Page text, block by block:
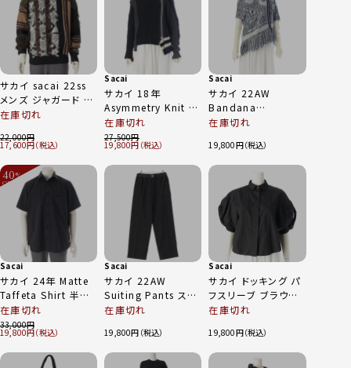
サカイ sacai 22ss
メンズ ジャガード リ
ネン×コットン プル
プス カーキ 1
在庫切れ
22,000
17,600
Sacai
サカイ 18年
Asymmetry Knit ウ
ール ジップアップ ニ
ット ジャケット アウタ
ー 18-04025 ネイ
ビー×グレー系 1
在庫切れ
27,500
19,800
Sacai
サカイ 22AW
Bandana
Jacquard Knit
デザイン ニット ハイ
ネック セーター トッ
プス 22-06597 ネイ
ビー×ホワイト 1
在庫切れ
19,800
40%
OFF
Sacai
サカイ 24年 Matte
Taffeta Shirt 半袖
シャツ トップス 24-
03358M ブラック 1
在庫切れ
33,000
19,800
Sacai
サカイ 22AW
Suiting Pants スー
チング サイドライン
トムス ブラック 0
在庫切れ
19,800
Sacai
サカイ ドッキング パ
フスリーブ ブラウス
半袖 シャツ トップス
1
在庫切れ
19,800